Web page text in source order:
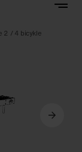
2 / 4 bicykle